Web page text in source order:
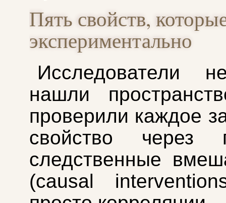
Пять свойств,
экспериментально
Исследователи
нашли
проверили каждое
свойство через
следственные
(causal